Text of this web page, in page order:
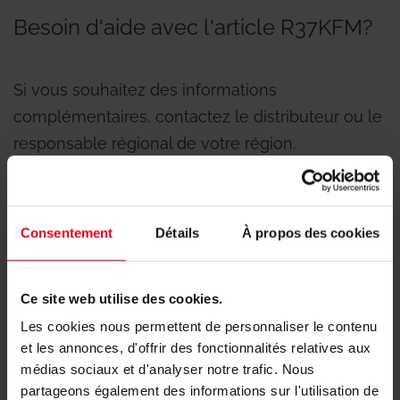
Consentement Détails À propos des cookies
Ce site web utilise des cookies.
Les cookies nous permettent de personnaliser le contenu
et les annonces, d'offrir des fonctionnalités relatives aux
médias sociaux et d'analyser notre trafic. Nous
partageons également des informations sur l'utilisation de
Besoin d'aide avec l'article R37KFM?
Si vous souhaitez des informations
complémentaires, contactez le distributeur ou le
responsable régional de votre région.
Produits associés